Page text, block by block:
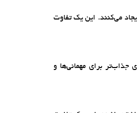
می‌کنند. این یک تفاوت
جذاب‌تر برای مهمانی‌ها و